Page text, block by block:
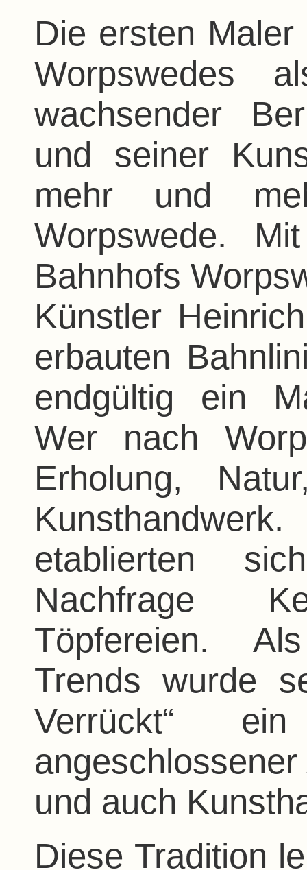
Die ersten
Worpswedes
wachsender
und seiner
mehr und
Worpswede.
Bahnhofs
Künstler
erbauten
endgültig ein
Wer nach
Erholung,
etablierten
Nachfrage
Töpfereien.
Trends wurde
Verrückt“
und auch
Diese Tradition